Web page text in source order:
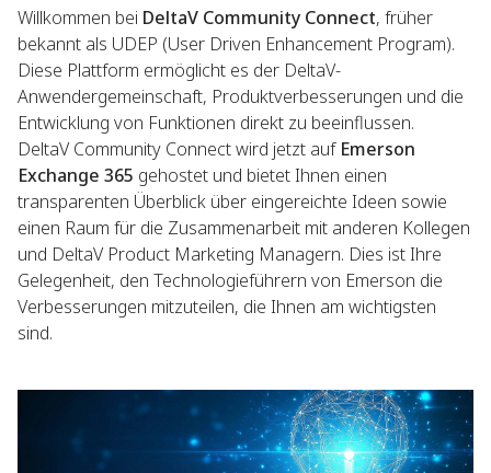
Willkommen bei DeltaV Community Connect, früher
bekannt als UDEP (User Driven Enhancement Program).
Diese Plattform ermöglicht es der DeltaV-
Anwendergemeinschaft, Produktverbesserungen und die
Entwicklung von Funktionen direkt zu beeinflussen.
DeltaV Community Connect wird jetzt auf Emerson
Exchange 365 gehostet und bietet Ihnen einen
transparenten Überblick über eingereichte Ideen sowie
einen Raum für die Zusammenarbeit mit anderen Kollegen
und DeltaV Product Marketing Managern. Dies ist Ihre
Gelegenheit, den Technologieführern von Emerson die
Verbesserungen mitzuteilen, die Ihnen am wichtigsten
sind.